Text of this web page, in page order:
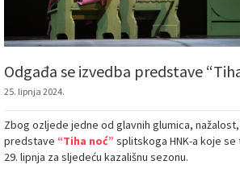
Odgađa se izvedba predstave
25. lipnja 2024.
Zbog ozljede jedne od glavnih glumica,
predstave “Tiha noć” splitskoga HNK-a koje
29. lipnja za sljedeću kazališnu sezonu.